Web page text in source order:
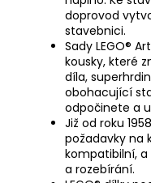
doprovod
stavebnici.
Sady LEGO®
kousky, které
díla,
obohacující
odpočinete a
Již od roku
požadavky na
kompatibilní,
a rozebírání.